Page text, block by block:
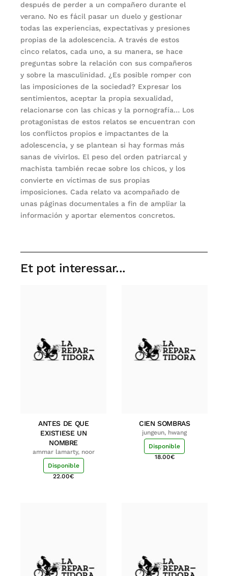
después de perder a un compañero durante el
verano. No es fácil pasar un duelo y gestionar
todas las experiencias, expectativas y presiones
propias de la adolescencia. A través de estos
cinco relatos, cada uno, a su manera, se hace
preguntas sobre la relación con sus compañeros
y sobre la masculinidad. ¿Es posible romper con
las imposiciones de la sociedad? Expresar los
sentimientos, aceptar la propia sexualidad,
relacionarse con las chicas y la pornografía… Los
protagonistas de estos relatos se encuentran con
los conflictos propios e impactantes de la
adolescencia, y se plantean si hay formas más
sanas de vivirlos. El peso del orden patriarcal y
machista también recae sobre los chicos, y los
convierte en víctimas de sus propias
imposiciones. Cada relato va acompañado de
unas páginas documentales a fin de ampliar la
información y aportar elementos concretos.
Et pot interessar...
ANTES DE QUE
EXISTIESE UN
NOMBRE
ammar lamarty, noor
Disponible
22.00€
CIEN SOMBRAS
jungeun, hwang
Disponible
18.00€